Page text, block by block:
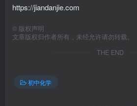
https://jiandanjie.com
© 版权声明
文章版权归作者所有，未经允许请勿转载。
THE END
初中化学